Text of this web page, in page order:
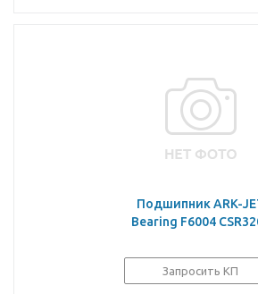
Подшипник ARK-
Bearing F6004
Запросить КП